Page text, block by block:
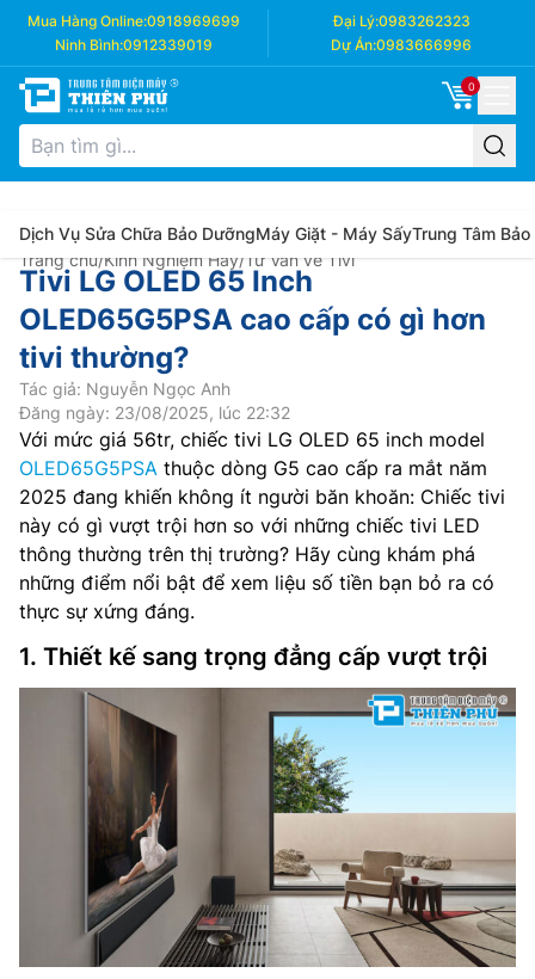
Mua Hàng Online:0918969699 Đại Lý:0983262323
Ninh Bình:0912339019 Dự Án:0983666996
0
Dịch Vụ Sửa Chữa Bảo DưỡngMáy Giặt - Máy SấyTrung Tâm Bảo
Trang chủ/Kinh Nghiệm Hay/Tư Vấn về Tivi
Tivi LG OLED 65 Inch
OLED65G5PSA cao cấp có gì hơn
tivi thường?
Tác giả: Nguyễn Ngọc Anh
Đăng ngày: 23/08/2025, lúc 22:32
Với mức giá 56tr, chiếc tivi LG OLED 65 inch model
OLED65G5PSA thuộc dòng G5 cao cấp ra mắt năm
2025 đang khiến không ít người băn khoăn: Chiếc tivi
này có gì vượt trội hơn so với những chiếc tivi LED
thông thường trên thị trường? Hãy cùng khám phá
những điểm nổi bật để xem liệu số tiền bạn bỏ ra có
thực sự xứng đáng.
1. Thiết kế sang trọng đẳng cấp vượt trội